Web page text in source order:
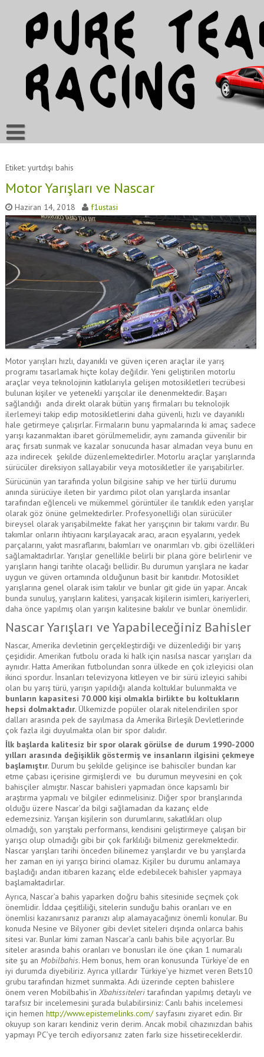
Etiket: yurtdışı bahis
Motor Yarışları ve Nascar
Haziran 14, 2018 f1ustasi
Motor yarışları hızlı, dayanıklı ve güven içeren araçlar ile yarış
programı tasarlamak hiçte kolay değildir. Yeni geliştirilen motorlu
araçlar veya teknolojinin katkılarıyla gelişen motosikletleri tecrübesi
bulunan kişiler ve yetenekli yarışcılar ile denenmektedir. Başarı
sağlandığı anda direkt olarak bütün yarış firmaları bu teknolojik
ilerlemeyi takip edip motosikletlerini daha güvenli, hızlı ve dayanıklı
hale getirmeye çalışırlar. Firmaların bunu yapmalarında ki amaç sadece
yarışı kazanmaktan ibaret görülmemelidir, aynı zamanda güvenilir bir
araç fırsatı sunmak ve kazalar sonucunda hasar almadan veya bunu en
aza indirecek şekilde düzenlemektedirler. Motorlu araçlar yarışlarında
sürücüler direksiyon sallayabilir veya motosikletler ile yarışabilirler.
Sürücünün yan tarafında yolun bilgisine sahip ve her türlü durumu
anında sürücüye ileten bir yardımcı pilot olan yarışlarda insanlar
tarafından eğlenceli ve mükemmel görüntüler ile tanıklık eden yarışlar
olarak göz önüne gelmektedirler. Profesyonelliği olan sürücüler
bireysel olarak yarışabilmekte fakat her yarışçının bir takımı vardır. Bu
takımlar onların ihtiyacını karşılayacak aracı, aracın eşyalarını, yedek
parçalarını, yakıt masraflarını, bakımları ve onarımları vb. gibi özellikleri
sağlamaktadırlar. Yarışlar genellikle belirli bir plana göre belirlenir ve
yarışların hangi tarihte olacağı bellidir. Bu durumun yarışlara ne kadar
uygun ve güven ortamında olduğunun basit bir kanıtıdır. Motosiklet
yarışlarına genel olarak isim takılır ve bunlar git gide ün yapar. Ancak
bunda sunuluş, yarışların kalitesi, yarışacak kişilerin isimleri, kariyerleri,
daha önce yapılmış olan yarışın kalitesine bakılır ve bunlar önemlidir.
Nascar Yarışları ve Yapabileceğiniz Bahisler
Nascar, Amerika devletinin gerçekleştirdiği ve düzenlediği bir yarış
çeşididir. Amerikan futbolu orada ki halk için nasılsa nascar yarışları da
aynıdır. Hatta Amerikan futbolundan sonra ülkede en çok izleyicisi olan
ikinci spordur. İnsanları televizyona kitleyen ve bir sürü izleyici sahibi
olan bu yarış türü, yarışın yapıldığı alanda koltuklar bulunmakta ve
bunların kapasitesi 70.000 kişi olmakla birlikte bu koltukların
hepsi dolmaktadır.Ülkemizde popüler olarak nitelendirilen spor
dalları arasında pek de sayılmasa da Amerika Birleşik Devletlerinde
çok fazla ilgi duyulmakta olan bir spor dalıdır.
İlk başlarda kalitesiz bir spor olarak görülse de durum 1990-2000
yılları arasında değişiklik göstermiş ve insanların ilgisini çekmeye
başlamıştır.Durum bu şekilde gelişince ise bahisciler bundan kar
etme çabası içerisine girmişlerdi ve bu durumun meyvesini en çok
bahisçiler almıştır. Nascar bahisleri yapmadan önce kapsamlı bir
araştırma yapmalı ve bilgiler edinmelisiniz. Diğer spor branşlarında
olduğu üzere Nascar’da bilgi sağlamadan da kazanç elde
edemezsiniz. Yarışan kişilerin son durumlarını, sakatlıkları olup
olmadığı, son yarıştaki performansı, kendisini geliştirmeye çalışan bir
yarışcı olup olmadığı gibi bir çok farklılığı bilmeniz gerekmektedir.
Nascar yarışları tarihi önceden bilinemez yarışlardır ve bu yarışlarda
her zaman en iyi yarışcı birinci olamaz. Kişiler bu durumu anlamaya
başladığı andan itibaren kazanç elde edebilecek bahisler yapmaya
başlamaktadırlar.
Ayrıca, Nascar’a bahis yaparken doğru bahis sitesinide seçmek çok
önemlidir. İddaa çeşitliliği, sitelerin sunduğu bahis oranları ve en
önemlisi kazanırsanız paranızı alıp alamayacağınız önemli konular. Bu
konuda Nesine ve Bilyoner gibi devlet siteleri dışında onlarca bahis
sitesi var. Bunlar kimi zaman Nascar’a canlı bahis bile açıyorlar. Bu
siteler arasında bahis oranları ve bonusları ile öne çıkan 1 numaralı
site şu an Mobilbahis. Hem bonus, hem oran konusunda Türkiye’de en
iyi durumda diyebiliriz. Ayrıca yıllardır Türkiye’ye hizmet veren Bets10
grubu tarafından hizmet sunmakta. Adı üzerinde cepten bahislere
önem veren Mobilbahis’in Xbahissiteleritarafından yapılmış detaylı ve
tarafsız bir incelemesini şurada bulabilirsiniz: Canlı bahis incelemesi
için hemen http://www.epistemelinks.com/ sayfasını ziyaret edin. Bir
okuyup son kararı kendiniz verin derim. Ancak mobil cihazınızdan bahis
yapmayı PC’ye tercih ediyorsanız zaten farkı size hissetireceklerdir.